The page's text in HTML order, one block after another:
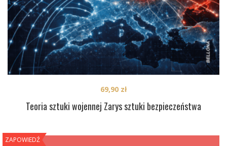
Teoria sztuki wojennej Zarys sztuki bezpieczeństwa
69,90 zł
ZAPOWIEDŹ